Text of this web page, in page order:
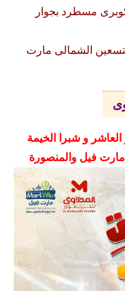
كوبرى مسطرد بجوار
الشمالى مارت
و شبرا الخيمة
فيل والمنصورة